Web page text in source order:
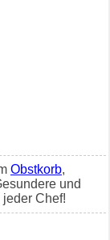
Obstkorb,
und
Chef!